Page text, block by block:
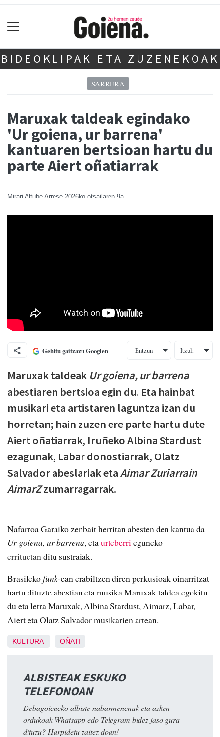
BIDEOKLIPAK ETA ZUZENEKOAK
SARRERA
Maruxak taldeak egindako
'Ur goiena, ur barrena'
kantuaren bertsioan hartu du
parte Aiert oñatiarrak
Mirari Altube Arrese 2026ko otsailaren 9a
Gehitu gaitzazu Googlen Entzun Itzuli
Maruxak taldeak Ur goiena, ur barrena
abestiaren bertsioa egin du. Eta hainbat
musikari eta artistaren laguntza izan du
horretan; hain zuzen ere parte hartu dute
Aiert oñatiarrak, Iruñeko Albina Stardust
ezagunak, Labar donostiarrak, Olatz
Salvador abeslariak etaAimar Zuriarrain
AimarZzumarragarrak.
Nafarroa Garaiko zenbait herritan abesten den kantua da
Ur goiena, ur barrena, etaurteberri eguneko
errituetan ditu sustraiak.
Brasilekofunk-ean erabiltzen diren perkusioak oinarritzat
hartu dituzte abestian eta musika Maruxak taldea egokitu
du eta letra Maruxak, Albina Stardust, Aimarz, Labar,
Aiert eta Olatz Salvador musikarien artean.
KULTURA OÑATI
ALBISTEAK ESKUKO
TELEFONOAN
Debagoieneko albiste nabarmenenak eta azken
ordukoak Whatsapp edo Telegram bidez jaso gura
dituzu? Harpidetu zaitez doan!